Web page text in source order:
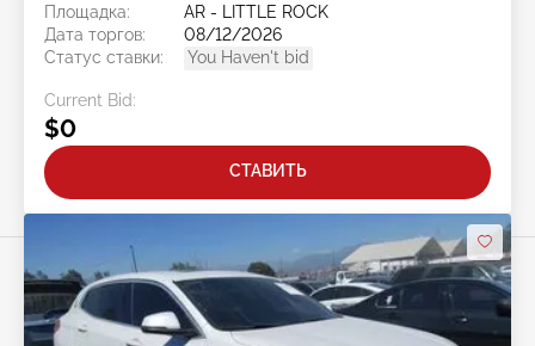
Площадка:
AR - LITTLE ROCK
Дата торгов:
08/12/2026
Статус ставки:
You Haven't bid
Current Bid:
$0
СТАВИТЬ